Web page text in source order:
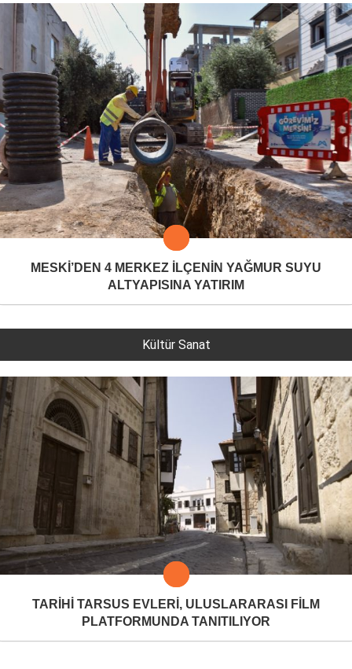
MESKİ’DEN 4 MERKEZ İLÇENİN YAĞMUR SUYU
ALTYAPISINA YATIRIM
Kültür Sanat
TARİHİ TARSUS EVLERİ, ULUSLARARASI FİLM
PLATFORMUNDA TANITILIYOR